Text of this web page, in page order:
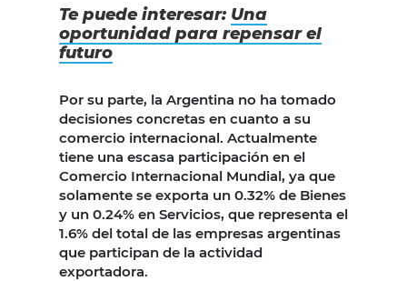
Te puede interesar: Una
oportunidad para repensar el
futuro
Por su parte, la Argentina no ha tomado
decisiones concretas en cuanto a su
comercio internacional. Actualmente
tiene una escasa participación en el
Comercio Internacional Mundial, ya que
solamente se exporta un 0.32% de Bienes
y un 0.24% en Servicios, que representa el
1.6% del total de las empresas argentinas
que participan de la actividad
exportadora.